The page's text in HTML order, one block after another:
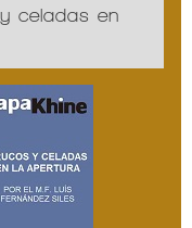
celadas en